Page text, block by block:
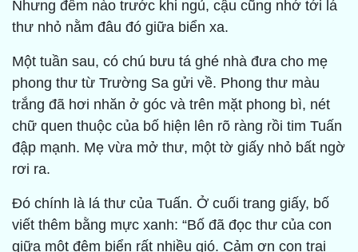
Nhưng đêm nào trước khi ngủ, cậu cũng nhớ tới lá
thư nhỏ nằm đâu đó giữa biển xa.
Một tuần sau, có chú bưu tá ghé nhà đưa cho mẹ
phong thư từ Trường Sa gửi về. Phong thư màu
trắng đã hơi nhăn ở góc và trên mặt phong bì, nét
chữ quen thuộc của bố hiện lên rõ ràng rồi tim Tuấn
đập mạnh. Mẹ vừa mở thư, một tờ giấy nhỏ bất ngờ
rơi ra.
Đó chính là lá thư của Tuấn. Ở cuối trang giấy, bố
viết thêm bằng mực xanh: “Bố đã đọc thư của con
giữa một đêm biển rất nhiều gió. Cảm ơn con trai